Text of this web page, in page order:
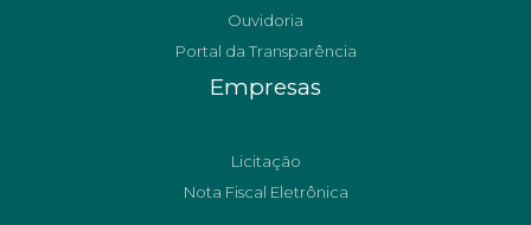
Ouvidoria
Portal da Transparência
Empresas
Licitação
Nota Fiscal Eletrônica